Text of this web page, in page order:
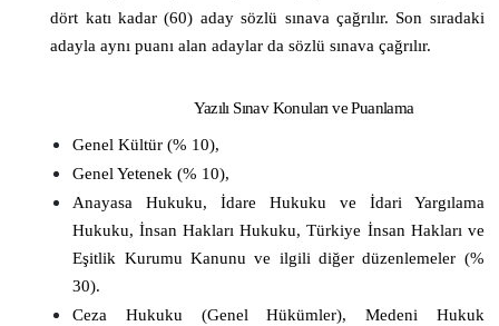
dört katı kadar (60) aday sözlü sınava çağrılır. Son sıradaki
adayla aynı puanı alan adaylar da sözlü sınava çağrılır.
Yazılı Sınav Konuları ve Puanlama
Genel Kültür (% 10),
Genel Yetenek (% 10),
Anayasa Hukuku, İdare Hukuku ve İdari Yargılama
Hukuku, İnsan Hakları Hukuku, Türkiye İnsan Hakları ve
Eşitlik Kurumu Kanunu ve ilgili diğer düzenlemeler (%
30).
Ceza Hukuku (Genel Hükümler), Medeni Hukuk